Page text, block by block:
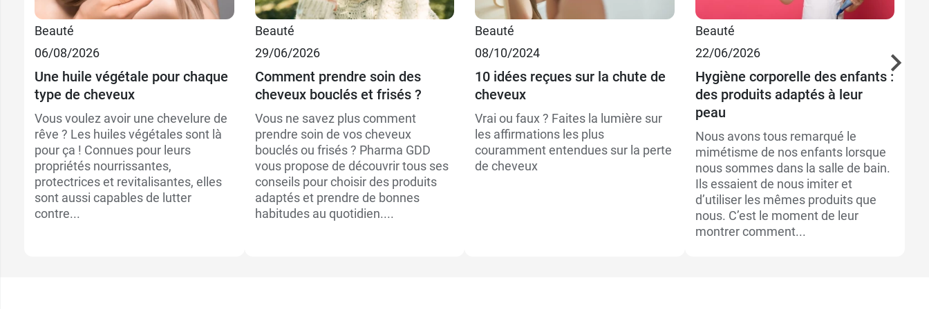
Beauté
06/08/2026
Une huile végétale pour chaque
type de cheveux
Vous voulez avoir une chevelure de
rêve ? Les huiles végétales sont là
pour ça ! Connues pour leurs
propriétés nourrissantes,
protectrices et revitalisantes, elles
sont aussi capables de lutter
contre...
Beauté
29/06/2026
Comment prendre soin des
cheveux bouclés et frisés ?
Vous ne savez plus comment
prendre soin de vos cheveux
bouclés ou frisés ? Pharma GDD
vous propose de découvrir tous ses
conseils pour choisir des produits
adaptés et prendre de bonnes
habitudes au quotidien....
Beauté
08/10/2024
10 idées reçues sur la chute de
cheveux
Vrai ou faux ? Faites la lumière sur
les affirmations les plus
couramment entendues sur la perte
de cheveux
Beauté
22/06/2026
Hygiène corporelle des enfants :
des produits adaptés à leur
peau
Nous avons tous remarqué le
mimétisme de nos enfants lorsque
nous sommes dans la salle de bain.
Ils essaient de nous imiter et
d’utiliser les mêmes produits que
nous. C’est le moment de leur
montrer comment...